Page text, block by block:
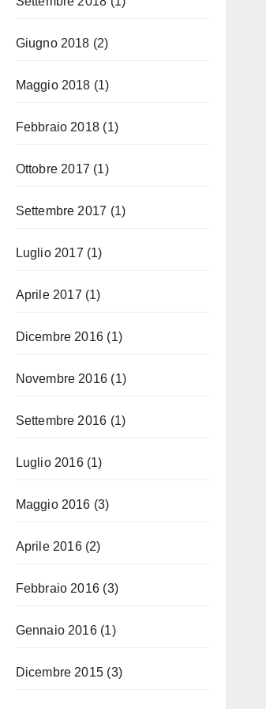
Giugno 2018 (2)
Maggio 2018 (1)
Febbraio 2018 (1)
Ottobre 2017 (1)
Settembre 2017 (1)
Luglio 2017 (1)
Aprile 2017 (1)
Dicembre 2016 (1)
Novembre 2016 (1)
Settembre 2016 (1)
Luglio 2016(1)
Maggio 2016 (3)
Aprile 2016(2)
Febbraio 2016 (3)
Gennaio 2016(1)
Dicembre 2015 (3)